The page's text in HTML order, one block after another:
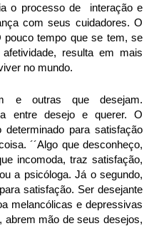
o processo de interação e
com seus cuidadores. O
pouco tempo que se tem, se
resulta em mais
no mundo.
e outras que desejam.
entre desejo e querer. O
para satisfação
´´Algo que desconheço,
incomoda, traz satisfação,
a psicóloga. Já o segundo,
satisfação. Ser desejante
melancólicas e depressivas
abrem mão de seus desejos,